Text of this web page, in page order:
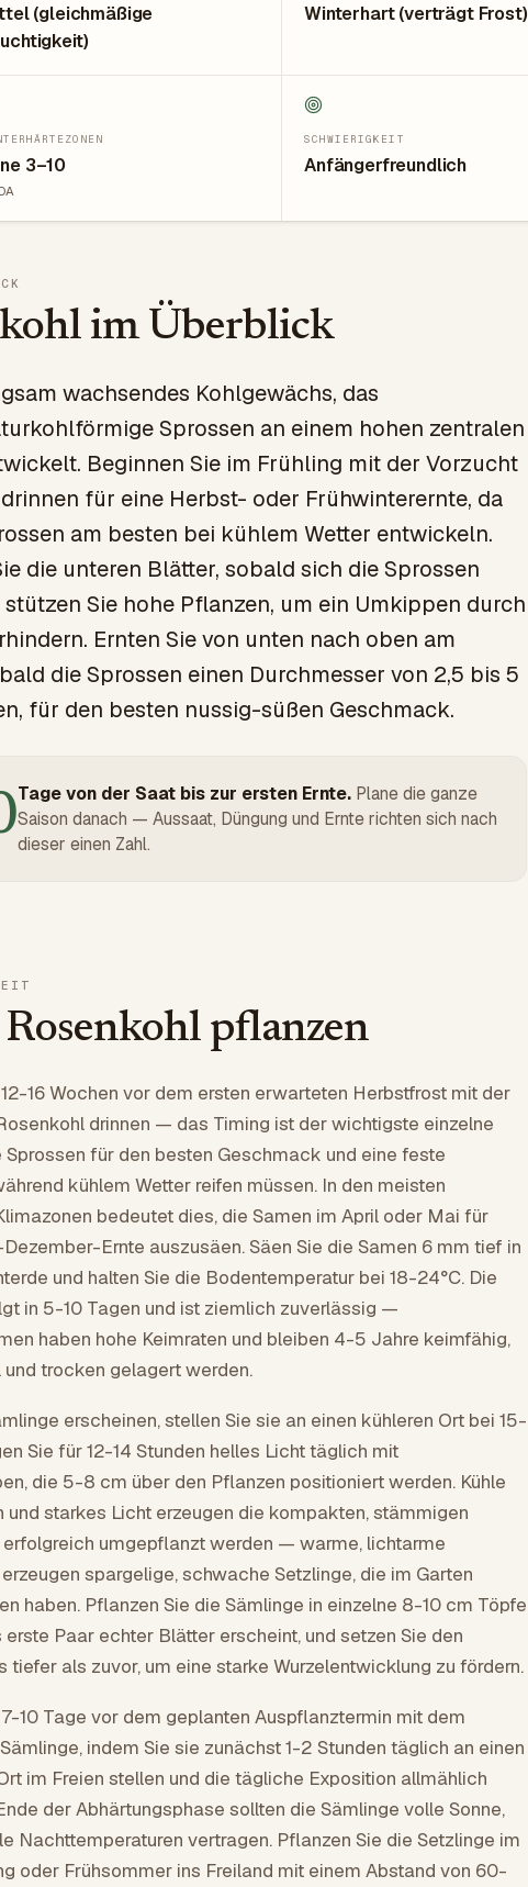
(gleichmäßige
Winterhart (verträgt Frost)
3–10
SCHWIERIGKEIT
Anfängerfreundlich
im Überblick
wachsendes Kohlgewächs, das
Sprossen an einem hohen zentralen
Beginnen Sie im Frühling mit der Vorzucht
für eine Herbst- oder Frühwinterernte, da
am besten bei kühlem Wetter entwickeln.
die unteren Blätter, sobald sich die Sprossen
Sie hohe Pflanzen, um ein Umkippen durch
Ernten Sie von unten nach oben am
die Sprossen einen Durchmesser von 2,5 bis 5
für den besten nussig-süßen Geschmack.
Tage von der Saat bis zur ersten Ernte. Plane die ganze
Saison danach — Aussaat, Düngung und Ernte richten sich nach
dieser einen Zahl.
pflanzen
16 Wochen vor dem ersten erwarteten Herbstfrost mit der
drinnen — das Timing ist der wichtigste einzelne
Sprossen für den besten Geschmack und eine feste
kühlem Wetter reifen müssen. In den meisten
bedeutet dies, die Samen im April oder Mai für
Ernte auszusäen. Säen Sie die Samen 6 mm tief in
und halten Sie die Bodentemperatur bei 18-24°C. Die
in 5-10 Tagen und ist ziemlich zuverlässig —
haben hohe Keimraten und bleiben 4-5 Jahre keimfähig,
trocken gelagert werden.
erscheinen, stellen Sie sie an einen kühleren Ort bei 15-
Sie für 12-14 Stunden helles Licht täglich mit
die 5-8 cm über den Pflanzen positioniert werden. Kühle
und starkes Licht erzeugen die kompakten, stämmigen
erfolgreich umgepflanzt werden — warme, lichtarme
spargelige, schwache Setzlinge, die im Garten
haben. Pflanzen Sie die Sämlinge in einzelne 8-10 cm Töpfe
erste Paar echter Blätter erscheint, und setzen Sie den
tiefer als zuvor, um eine starke Wurzelentwicklung zu fördern.
10 Tage vor dem geplanten Auspflanztermin mit dem
indem Sie sie zunächst 1-2 Stunden täglich an einen
im Freien stellen und die tägliche Exposition allmählich
der Abhärtungsphase sollten die Sämlinge volle Sonne,
Nachttemperaturen vertragen. Pflanzen Sie die Setzlinge im
oder Frühsommer ins Freiland mit einem Abstand von 60-